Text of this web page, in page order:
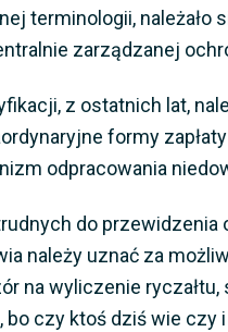
terminologii, należało
zarządzanej
z ostatnich lat,
formy
odpracowania
do
należy uznać za
na wyliczenie
bo czy ktoś dziś wie czy